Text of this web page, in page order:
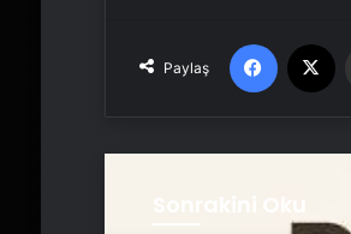
Paylaş
Facebook